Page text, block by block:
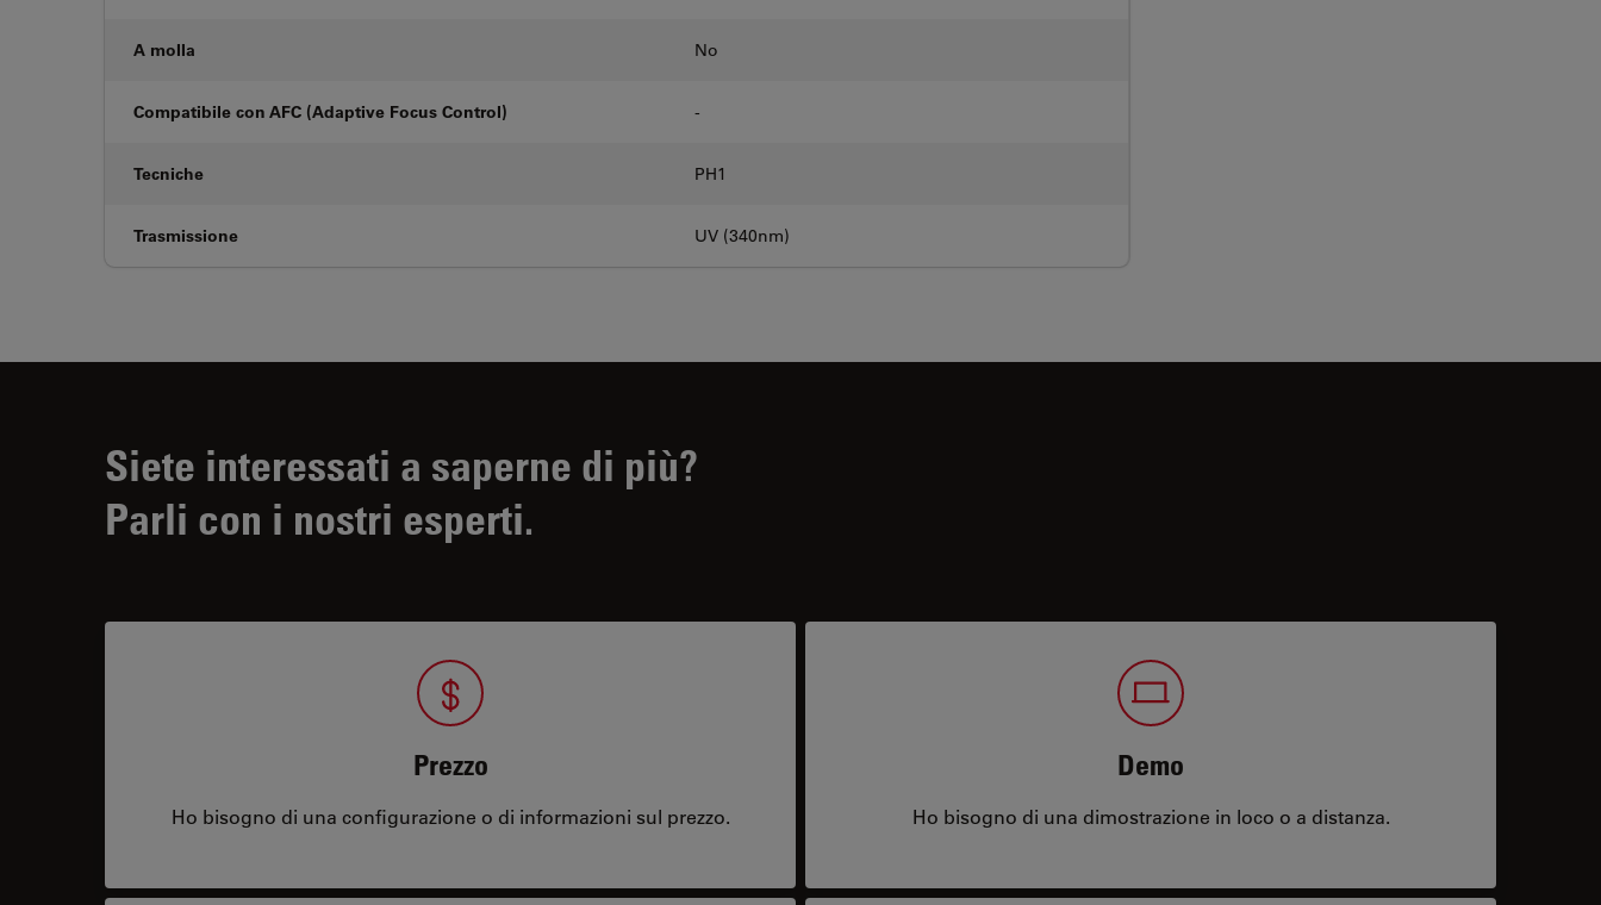
A molla No
Compatibile con AFC (Adaptive Focus Control) -
Tecniche PH1
Trasmissione UV (340nm)
Siete interessati a saperne di più?
Parli con i nostri esperti.
Prezzo
Ho bisogno di una configurazione o di informazioni sul prezzo.
Demo
Ho bisogno di una dimostrazione in loco o a distanza.